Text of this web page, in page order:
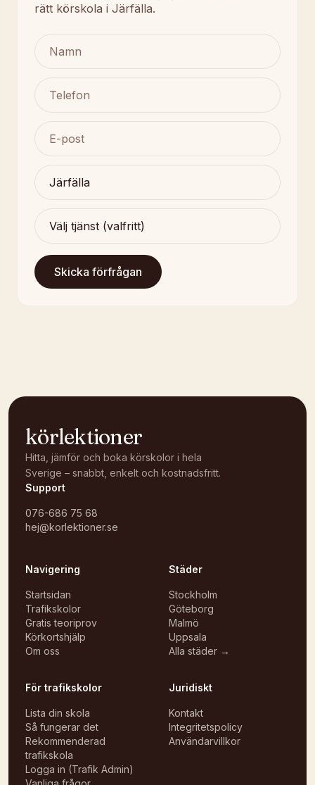
rätt körskola i Järfälla.
Skicka förfrågan
körlektioner
Hitta, jämför och boka körskolor i hela
Sverige – snabbt, enkelt och kostnadsfritt.
Support
076-686 75 68
hej@korlektioner.se
Navigering
Startsidan
Trafikskolor
Gratis teoriprov
Körkortshjälp
Om oss
Städer
Stockholm
Göteborg
Malmö
Uppsala
Alla städer →
För trafikskolor
Lista din skola
Så fungerar det
Rekommenderad
trafikskola
Logga in (Trafik Admin)
Juridiskt
Kontakt
Integritetspolicy
Användarvillkor